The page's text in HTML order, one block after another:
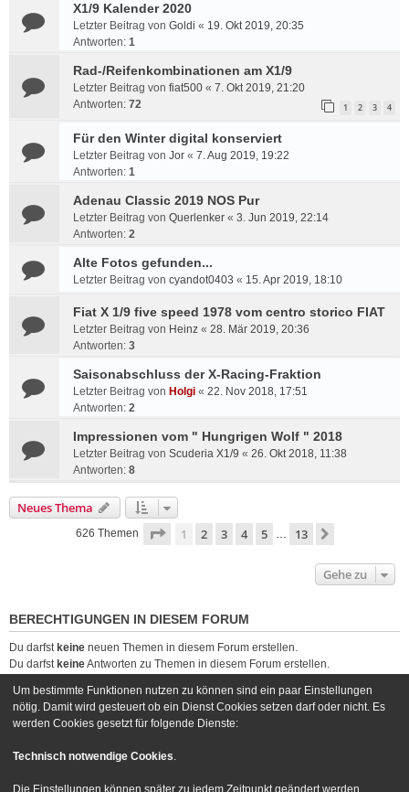
X1/9 Kalender 2020
Letzter Beitrag von Goldi « 19. Okt 2019, 20:35
Antworten: 1
Rad-/Reifenkombinationen am X1/9
Letzter Beitrag von fiat500 « 7. Okt 2019, 21:20
Antworten: 72 1 2 3 4
Für den Winter digital konserviert
Letzter Beitrag von Jor « 7. Aug 2019, 19:22
Antworten: 1
Adenau Classic 2019 NOS Pur
Letzter Beitrag von Querlenker « 3. Jun 2019, 22:14
Antworten: 2
Alte Fotos gefunden...
Letzter Beitrag von cyandot0403 « 15. Apr 2019, 18:10
Fiat X 1/9 five speed 1978 vom centro storico FIAT
Letzter Beitrag von Heinz « 28. Mär 2019, 20:36
Antworten: 3
Saisonabschluss der X-Racing-Fraktion
Letzter Beitrag von Holgi « 22. Nov 2018, 17:51
Antworten: 2
Impressionen vom " Hungrigen Wolf " 2018
Letzter Beitrag von Scuderia X1/9 « 26. Okt 2018, 11:38
Antworten: 8
Neues Thema
626 Themen Seite 1von 13
1 2 3 4 5 … 13
Gehe zu
BERECHTIGUNGEN IN DIESEM FORUM
Du darfst keine neuen Themen in diesem Forum erstellen.
Du darfst keineAntworten zu Themen in diesem Forum erstellen.
Du darfst deine Beiträge in diesem Forumnichtlöschen.
Du darfstkeineDateianhänge in diesem Forum erstellen.
Foren-Übersicht Kontakt
Powered byphpBB® Forum Software © phpBB Limited
Um bestimmte Funktionen nutzen zu können sind ein paar Einstellungen
nötig. Damit wird gesteuert ob ein Dienst Cookies setzen darf oder nicht. Es
werden Cookies gesetzt für folgende Dienste:
Technisch notwendige Cookies.
Die Einstellungen können später zu jedem Zeitpunkt geändert werden.